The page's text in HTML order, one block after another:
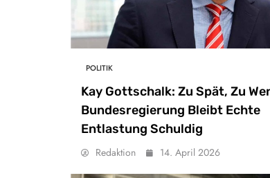
POLITIK
Kay Gottschalk: Zu Spät, Zu
Bundesregierung Bleibt Echte
Entlastung Schuldig
Redaktion 14. April 2026